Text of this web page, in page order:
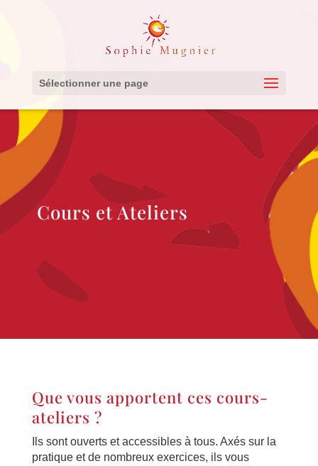
Sélectionner une page
Cours et Ateliers
Que vous apportent ces cours-
ateliers ?
Ils sont ouverts et accessibles à tous. Axés sur la
pratique et de nombreux exercices, ils vous